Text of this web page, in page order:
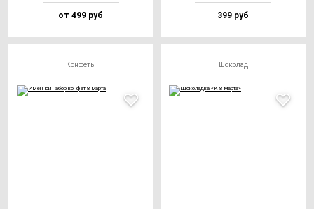
от 499 руб 399 руб
Конфеты Шоколад